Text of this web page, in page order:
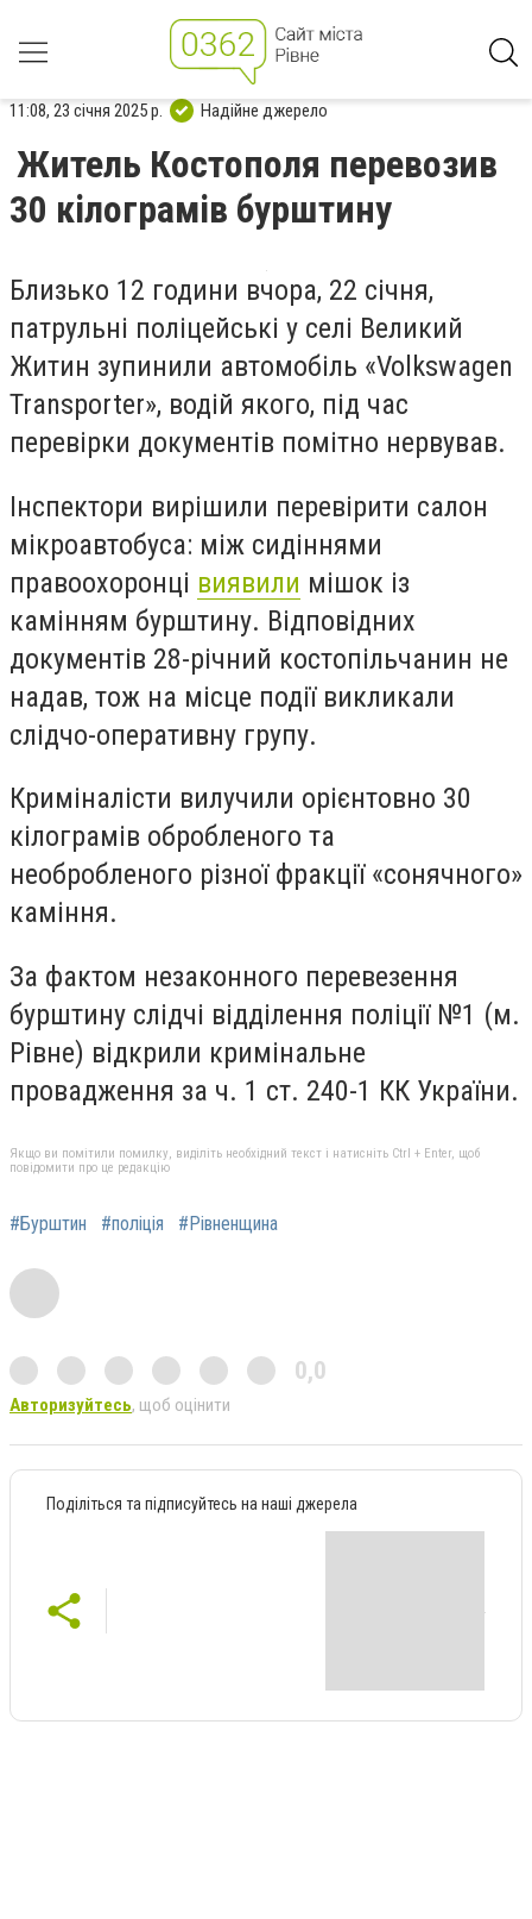
11:08, 23 січня 2025 р. Надійне джерело
Житель Костополя перевозив
30 кілограмів бурштину
Близько 12 години вчора, 22 січня,
патрульні поліцейські у селі Великий
Житин зупинили автомобіль «Volkswagen
Transporter», водій якого, під час
перевірки документів помітно нервував.
Інспектори вирішили перевірити салон
мікроавтобуса: між сидіннями
правоохоронці виявили мішок із
камінням бурштину. Відповідних
документів 28-річний костопільчанин не
надав, тож на місце події викликали
слідчо-оперативну групу.
Криміналісти вилучили орієнтовно 30
кілограмів обробленого та
необробленого різної фракції «сонячного»
каміння.
За фактом незаконного перевезення
бурштину слідчі відділення поліції №1 (м.
Рівне) відкрили кримінальне
провадження за ч. 1 ст. 240-1 КК України.
Якщо ви помітили помилку, виділіть необхідний текст і натисніть Ctrl + Enter, щоб
повідомити про це редакцію
#Бурштин #поліція #Рівненщина
0,0
Авторизуйтесь, щоб оцінити
Поділіться та підписуйтесь на наші джерела